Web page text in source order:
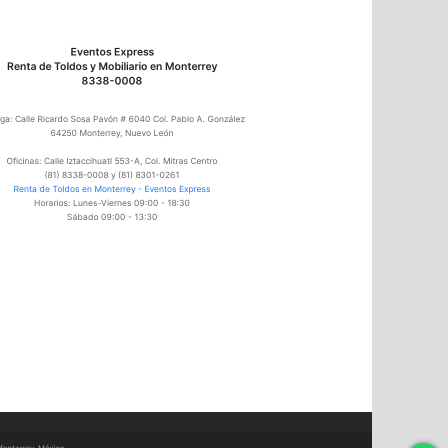
Eventos Express
Renta de Toldos y Mobiliario en Monterrey
8338-0008
Calle Ricardo Sosa Pavón # 6040 Col. Pablo A. González
64250 Monterrey, Nuevo León
Oficinas: Calle Iztaccihuatl 553-A, Col. Mitras Centro
(81) 8338-0008 y (81) 8301-0261
Renta de Toldos en Monterrey - Eventos Express
Horarios: Lunes-Viernes 09:00 - 18:30
Sábado 09:00 - 13:30